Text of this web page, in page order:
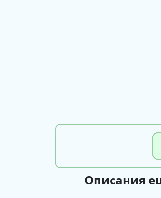
Описания